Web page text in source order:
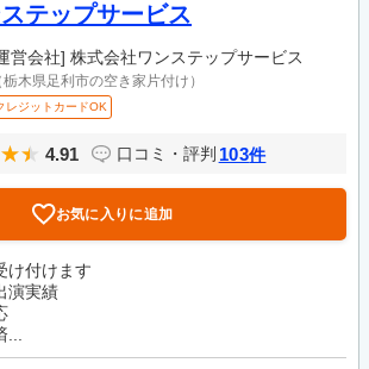
テップサービス
営会社] 株式会社ワンステップサービス
栃木県足利市の空き家片付け）
レジットカードOK
4.91 口コミ・評判 103件
お気に入りに追加
け付けます
演実績